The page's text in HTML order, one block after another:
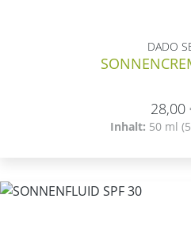
DADO
28,00
Inhalt: 50 ml